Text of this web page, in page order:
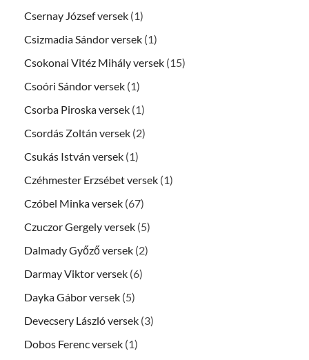
Csernay József versek (1)
Csizmadia Sándor versek (1)
Csokonai Vitéz Mihály versek (15)
Csoóri Sándor versek (1)
Csorba Piroska versek (1)
Csordás Zoltán versek (2)
Csukás István versek (1)
Czéhmester Erzsébet versek (1)
Czóbel Minka versek (67)
Czuczor Gergely versek (5)
Dalmady Győző versek (2)
Darmay Viktor versek (6)
Dayka Gábor versek (5)
Devecsery László versek (3)
Dobos Ferenc versek (1)